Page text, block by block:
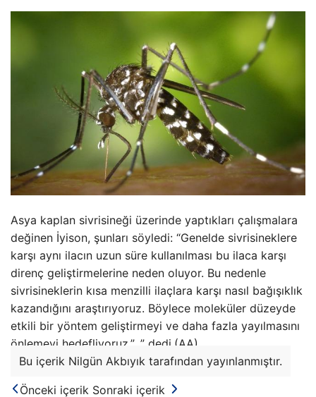
Asya kaplan sivrisineği üzerinde yaptıkları çalışmalara
değinen İyison, şunları söyledi: “Genelde sivrisineklere
karşı aynı ilacın uzun süre kullanılması bu ilaca karşı
direnç geliştirmelerine neden oluyor. Bu nedenle
sivrisineklerin kısa menzilli ilaçlara karşı nasıl bağışıklık
kazandığını araştırıyoruz. Böylece moleküler düzeyde
etkili bir yöntem geliştirmeyi ve daha fazla yayılmasını
önlemeyi hedefliyoruz.” .” dedi.(AA)
Bu içerik Nilgün Akbıyık tarafından yayınlanmıştır.
Önceki içerik Sonraki içerik